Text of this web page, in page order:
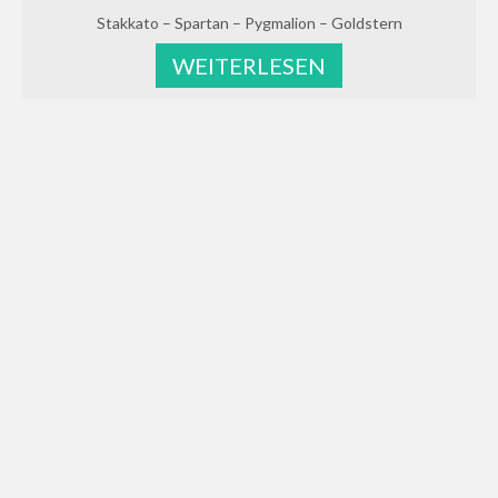
Stakkato – Spartan – Pygmalion – Goldstern
WEITERLESEN